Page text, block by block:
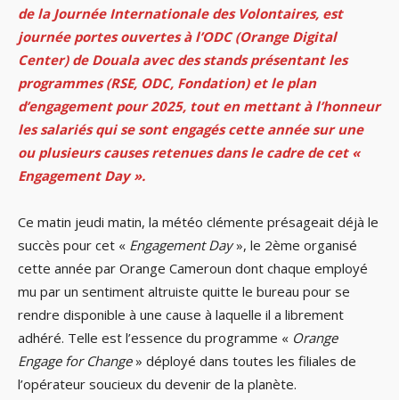
de la Journée Internationale des Volontaires, est
journée portes ouvertes à l’ODC (Orange Digital
Center) de Douala avec des stands présentant les
programmes (RSE, ODC, Fondation) et le plan
d’engagement pour 2025, tout en mettant à l’honneur
les salariés qui se sont engagés cette année sur une
ou plusieurs causes retenues dans le cadre de cet «
Engagement Day ».
Ce matin jeudi matin, la météo clémente présageait déjà le
succès pour cet « Engagement Day», le 2ème organisé
cette année par Orange Cameroun dont chaque employé
mu par un sentiment altruiste quitte le bureau pour se
rendre disponible à une cause à laquelle il a librement
adhéré. Telle est l’essence du programme « Orange
Engage for Change» déployé dans toutes les filiales de
l’opérateur soucieux du devenir de la planète.